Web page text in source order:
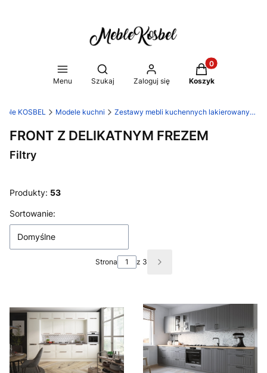
Menu
Otwórz wyszukiwarkę
Szukaj Zaloguj się
Produkty w
Koszyk
KOSBEL Modele kuchni Zestawy mebli kuchennych lakierowanych
FRONT Z DELIKATNYM FREZEM
Filtry
Koniec filtrów
Produkty: 53
Lista produktów
Sortowanie:
Domyślne
Strona z 3 Następne produkty